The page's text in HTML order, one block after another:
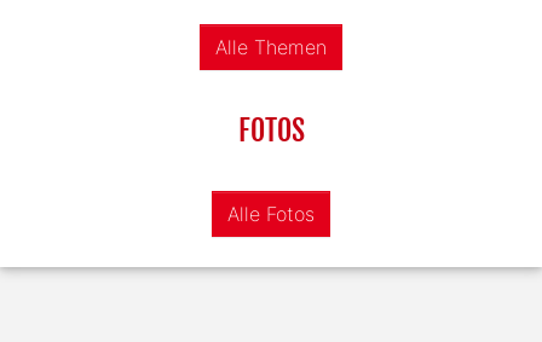
Alle Themen
FOTOS
Alle Fotos